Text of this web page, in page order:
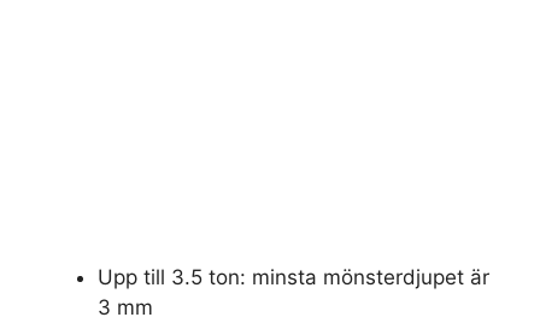
Upp till 3.5 ton: minsta mönsterdjupet är
3 mm